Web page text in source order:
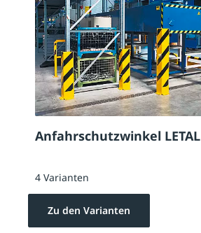
Anfahrschutzwinkel LETAL
4 Varianten
Zu den Varianten